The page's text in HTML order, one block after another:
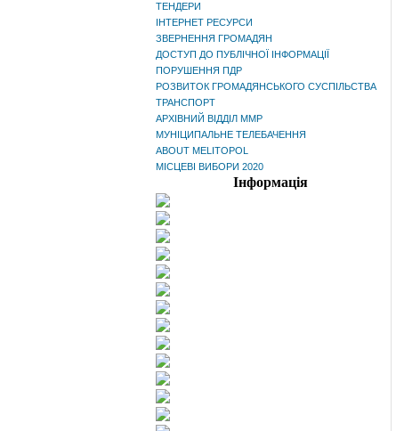
ТЕНДЕРИ
ІНТЕРНЕТ РЕСУРСИ
ЗВЕРНЕННЯ ГРОМАДЯН
ДОСТУП ДО ПУБЛІЧНОЇ ІНФОРМАЦІЇ
ПОРУШЕННЯ ПДР
РОЗВИТОК ГРОМАДЯНСЬКОГО СУСПІЛЬСТВА
ТРАНСПОРТ
АРХІВНИЙ ВІДДІЛ ММР
МУНІЦИПАЛЬНЕ ТЕЛЕБАЧЕННЯ
ABOUT MELITOPOL
МІСЦЕВІ ВИБОРИ 2020
Інформація